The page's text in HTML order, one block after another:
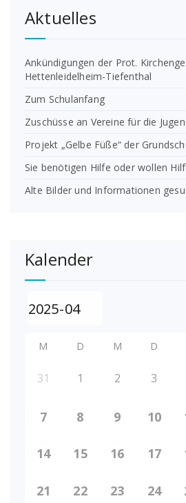
Aktuelles
Ankündigungen der Prot.
Hettenleidelheim-Tiefenthal
Zum Schulanfang
Zuschüsse an Vereine für die
Projekt „Gelbe Füße“ der
Sie benötigen Hilfe oder wollen
Alte Bilder und Informationen
Kalender
M D M D
31 1 2 3
7 8 9 10
14 15 16 17
21 22 23 24